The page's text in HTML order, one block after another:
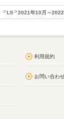
LS 2021年10月～
利用規約
お問い合わ